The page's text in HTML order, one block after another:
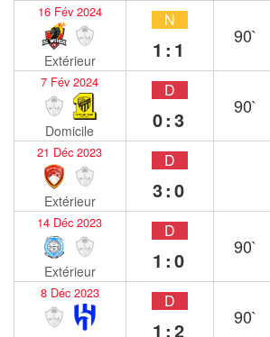
16 Fév 2024
Extérieur
N
1:1
90`
7 Fév 2024
Domicile
D
0:3
90`
21 Déc 2023
Extérieur
D
3:0
14 Déc 2023
Extérieur
D
1:0
90`
8 Déc 2023 D
1:2
90`